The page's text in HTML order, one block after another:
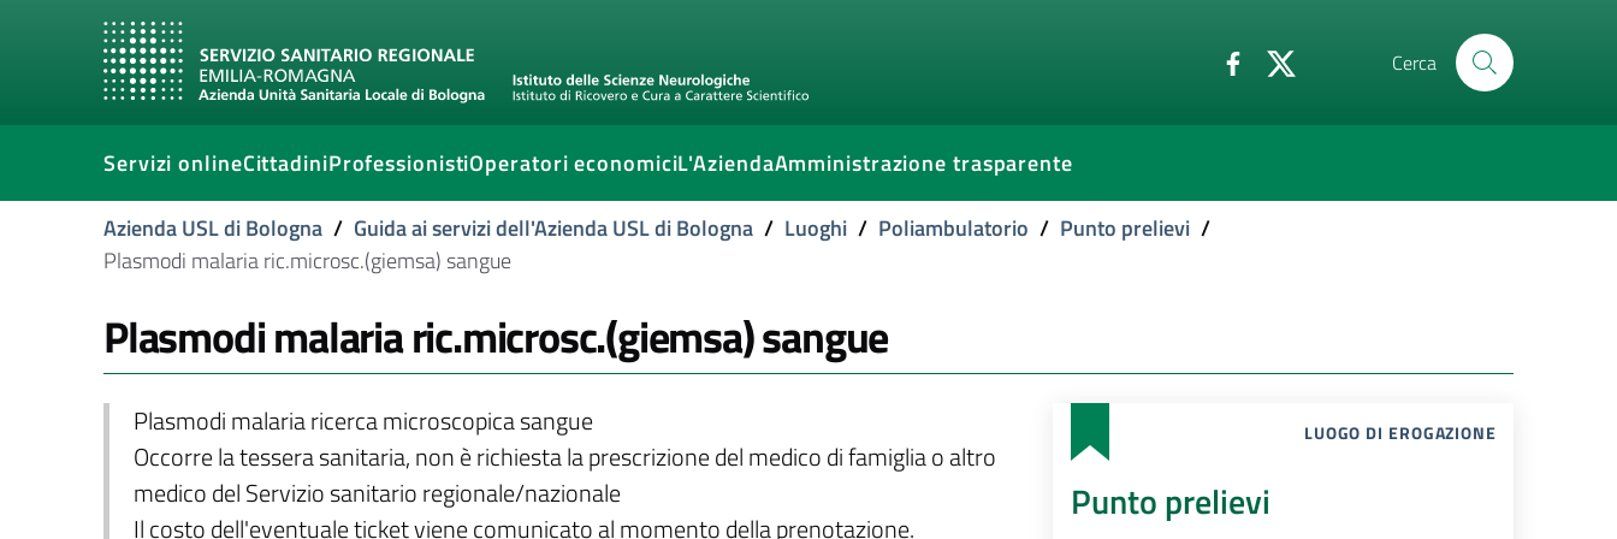
Cerca
Servizi onlineCittadiniProfessionistiOperatori economiciL'AziendaAmministrazione trasparente
Azienda USL di Bologna / Guida ai servizi dell'Azienda USL di Bologna / Luoghi / Poliambulatorio / Punto prelievi /
Plasmodi malaria ric.microsc.(giemsa) sangue
Plasmodi malaria ric.microsc.(giemsa) sangue
Plasmodi malaria ricerca microscopica sangue
Occorre la tessera sanitaria, non è richiesta la prescrizione del medico di famiglia o altro
medico del Servizio sanitario regionale/nazionale
Il costo dell'eventuale ticket viene comunicato al momento della prenotazione.
LUOGO DI EROGAZIONE
Punto prelievi